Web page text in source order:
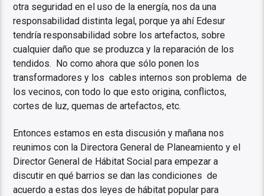
otra seguridad en el uso de la energía, nos da una
responsabilidad distinta legal, porque ya ahí Edesur
tendría responsabilidad sobre los artefactos, sobre
cualquier daño que se produzca y la reparación de los
tendidos. No como ahora que sólo ponen los
transformadores y los cables internos son problema de
los vecinos, con todo lo que esto origina, conflictos,
cortes de luz, quemas de artefactos, etc.
Entonces estamos en esta discusión y mañana nos
reunimos con la Directora General de Planeamiento y el
Director General de Hábitat Social para empezar a
discutir en qué barrios se dan las condiciones de
acuerdo a estas dos leyes de hábitat popular para